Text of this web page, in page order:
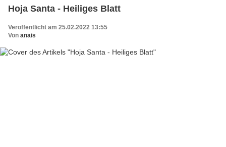
Hoja Santa - Heiliges Blatt
Veröffentlicht am 25.02.2022 13:55
Von anais